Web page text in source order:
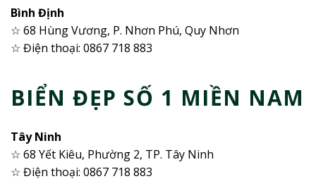
Bình Định
☆ 68 Hùng Vương, P. Nhơn Phú, Quy Nhơn
☆ Điện thoại: 0867 718 883
BIỂN ĐẸP SỐ 1 MIỀN NAM
Tây Ninh
☆ 68 Yết Kiêu, Phường 2, TP. Tây Ninh
☆ Điện thoại: 0867 718 883